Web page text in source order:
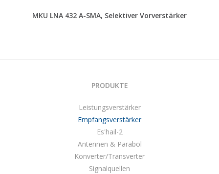
MKU LNA 432 A-SMA, Selektiver Vorverstärker
PRODUKTE
Leistungsverstärker
Empfangsverstärker
Es'hail-2
Antennen & Parabol
Konverter/Transverter
Signalquellen